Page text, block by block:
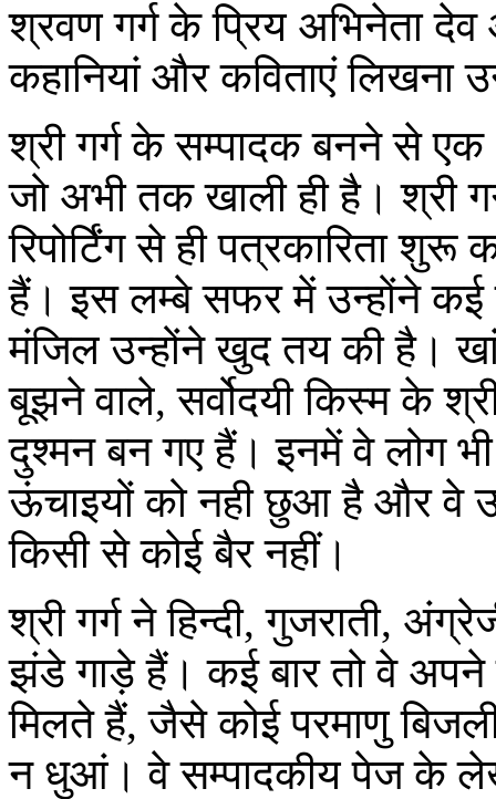
श्रवण गर्ग के प्रिय अभिनेता
कहानियां और कविताएं लिखना
श्री गर्ग के सम्पादक बनने से एक
जो अभी तक खाली ही है। श्री
रिपोर्टिंग से ही पत्रकारिता
हैं। इस लम्बे सफर में उन्होंने कई
मंजिल उन्होंने खुद तय की है।
बूझने वाले, सर्वोदयी किस्म के
दुश्मन बन गए हैं। इनमें वे लोग भी
ऊंचाइयों को नही छुआ है और वे
किसी से कोई बैर नहीं।
श्री गर्ग ने हिन्दी, गुजराती,
झंडे गाड़े हैं। कई बार तो वे
मिलते हैं, जैसे कोई परमाणु
न धुआं। वे सम्पादकीय पेज के